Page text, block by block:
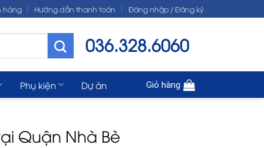
hàng Hướng dẫn thanh toán Đăng nhập / Đăng ký
036.328.6060
Phụ kiện Dự án Giỏ hàng
Quận Nhà Bè